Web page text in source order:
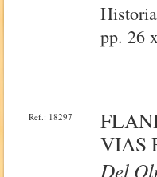
pp. 26
Ref.: 18297
VIAS
Del